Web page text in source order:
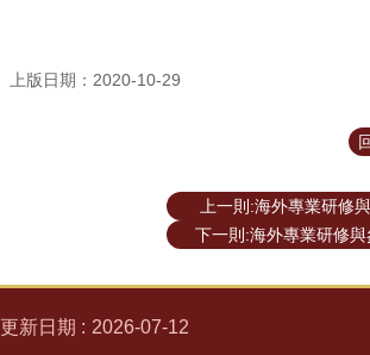
上版日期：2020-10-29
上一則:海外專業研修
下一則:海外專業研修
更新日期 2026-07-12